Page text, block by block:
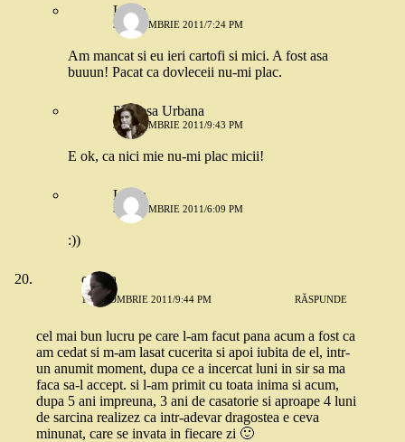
Laura
3 OCTOMBRIE 2011/7:24 PM
Am mancat si eu ieri cartofi si mici. A fost asa
buuun! Pacat ca dovleceii nu-mi plac.
Printesa Urbana
3 OCTOMBRIE 2011/9:43 PM
E ok, ca nici mie nu-mi plac micii!
Laura
5 OCTOMBRIE 2011/6:09 PM
:))
corina
1 OCTOMBRIE 2011/9:44 PM RĂSPUNDE
cel mai bun lucru pe care l-am facut pana acum a fost ca
am cedat si m-am lasat cucerita si apoi iubita de el, intr-
un anumit moment, dupa ce a incercat luni in sir sa ma
faca sa-l accept. si l-am primit cu toata inima si acum,
dupa 5 ani impreuna, 3 ani de casatorie si aproape 4 luni
de sarcina realizez ca intr-adevar dragostea e ceva
minunat, care se invata in fiecare zi 🙂